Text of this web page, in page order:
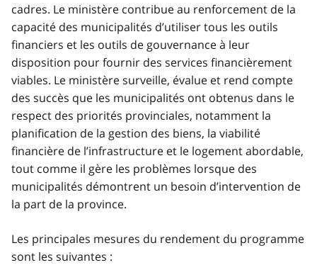
cadres. Le ministère contribue au renforcement de la
capacité des municipalités d’utiliser tous les outils
financiers et les outils de gouvernance à leur
disposition pour fournir des services financièrement
viables. Le ministère surveille, évalue et rend compte
des succès que les municipalités ont obtenus dans le
respect des priorités provinciales, notamment la
planification de la gestion des biens, la viabilité
financière de l’infrastructure et le logement abordable,
tout comme il gère les problèmes lorsque des
municipalités démontrent un besoin d’intervention de
la part de la province.
Les principales mesures du rendement du programme
sont les suivantes :